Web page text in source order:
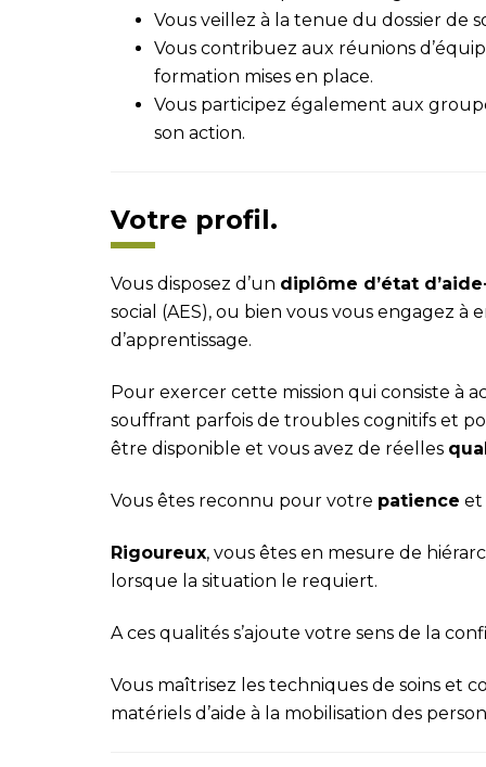
Vous veillez à la tenue du dossier de
Vous contribuez aux réunions
formation mises en place.
Vous participez également aux
son action.
Votre profil.
Vous disposez d’un diplôme d’état
social (AES), ou bien vous vous engagez
d’apprentissage.
Pour exercer cette mission qui consiste à
souffrant parfois de troubles cognitifs et
être disponible et vous avez de réelles
Vous êtes reconnu pour votre patience
Rigoureux, vous êtes en mesure de
lorsque la situation le requiert.
A ces qualités s’ajoute votre sens de la
Vous maîtrisez les techniques de soins et
matériels d’aide à la mobilisation des